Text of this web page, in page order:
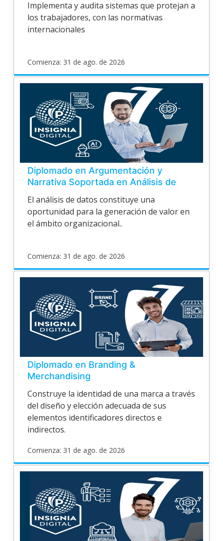
Implementa y audita sistemas que protejan a
los trabajadores, con las normativas
internacionales
Comienza: 31 de ago. de 2026
poligran
EPV24V139
Inicia31
de
ago.
de
2026
Diplomado en Argumentación y
Narrativa Soportada en Análisis de
El análisis de datos constituye una
oportunidad para la generación de valor en
el ámbito organizacional..
Comienza: 31 de ago. de 2026
poligran
EPV24V138
Inicia31
de
ago.
de
2026
Diplomado en Branding &
Merchandising
Construye la identidad de una marca a través
del diseño y elección adecuada de sus
elementos identificadores directos e
indirectos.
Comienza: 31 de ago. de 2026
poligran
EPV24V140
Inicia31
de
ago.
de
2026